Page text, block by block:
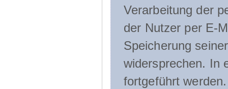
Verarbeitung der
der Nutzer per E-
Speicherung
widersprechen. In
fortgeführt werden.